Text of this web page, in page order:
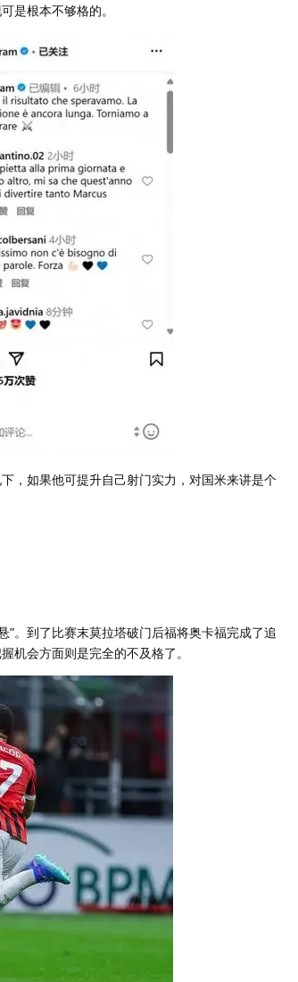
是根本不够格的。
，如果他可提升自己射门实力，对国米来讲是个
。到了比赛末莫拉塔破门后福将奥卡福完成了追
机会方面则是完全的不及格了。